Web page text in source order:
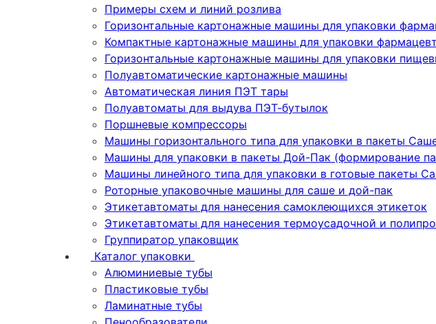
Примеры схем и линий розлива
Горизонтальные картонажные машины для упаковки
Компактные картонажные машины для упаковки
Горизонтальные картонажные машины для упаковки
Полуавтоматические картонажные машины
Автоматическая линия ПЭТ тары
Полуавтоматы для выдува ПЭТ-бутылок
Поршневые компрессоры
Машины горизонтального типа для упаковки в пакеты
Машины для упаковки в пакеты Дой-Пак (формирование
Машины линейного типа для упаковки в готовые пакеты
Роторные упаковочные машины для саше и дой-пак
Этикетавтоматы для нанесения самоклеющихся этикеток
Этикетавтоматы для нанесения термоусадочной и
Группиратор упаковщик
Каталог упаковки
Алюминиевые тубы
Пластиковые тубы
Ламинатные тубы